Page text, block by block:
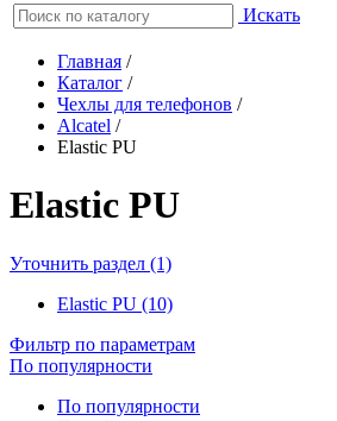
Искать
Главная /
Каталог /
Чехлы для телефонов /
Alcatel /
Elastic PU
Elastic PU
Уточнить раздел (1)
Elastic PU (10)
Фильтр по параметрам
По популярности
По популярности